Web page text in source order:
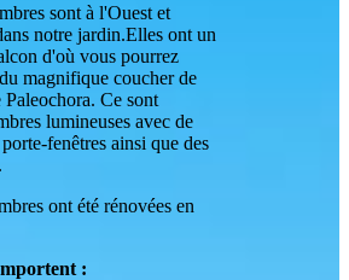
sont à l'Ouest et
notre jardin.Elles ont un
d'où vous pourrez
magnifique coucher de
Paleochora. Ce sont
lumineuses avec de
fenêtres ainsi que des
ont été rénovées en
: